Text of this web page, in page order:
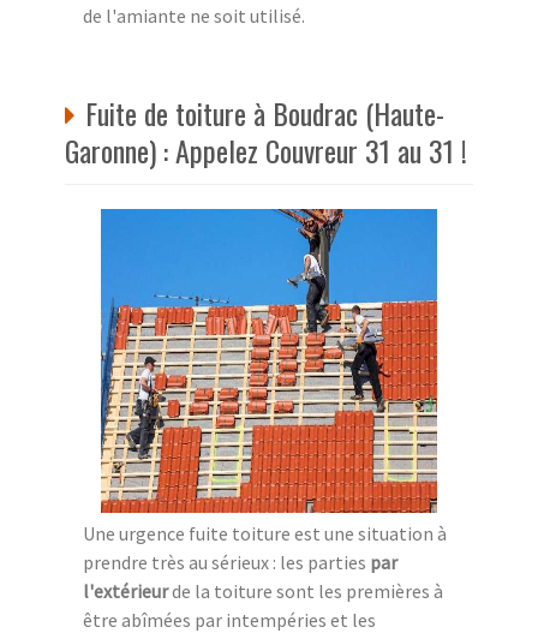
de l'amiante ne soit utilisé.
Fuite de toiture à Boudrac (Haute-
Garonne) : Appelez Couvreur 31 au 31 !
Une urgence fuite toiture est une situation à
prendre très au sérieux : les parties par
l'extérieurde la toiture sont les premières à
être abîmées par intempéries et les